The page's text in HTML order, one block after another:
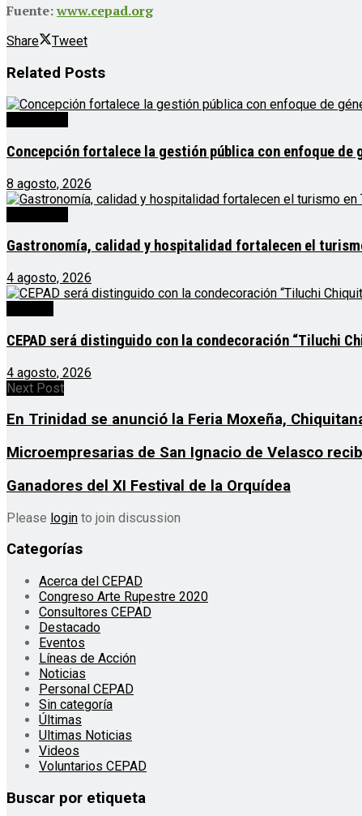
Fuente:www.cepad.org
Share Tweet
Related Posts
Concepción fortalece la gestión pública con enfoque de
8 agosto, 2026
Gastronomía, calidad y hospitalidad fortalecen el
4 agosto, 2026
CEPAD será distinguido con la condecoración “Tiluchi
4 agosto, 2026
Next Post
En Trinidad se anunció la Feria Moxeña,
Microempresarias de San Ignacio de Velasco
Ganadores del XI Festival de la Orquídea
Please login to join discussion
Categorías
Acerca del CEPAD
Congreso Arte Rupestre 2020
Consultores CEPAD
Destacado
Eventos
Líneas de Acción
Noticias
Personal CEPAD
Sin categoría
Últimas
Ultimas Noticias
Videos
Voluntarios CEPAD
Buscar por etiqueta